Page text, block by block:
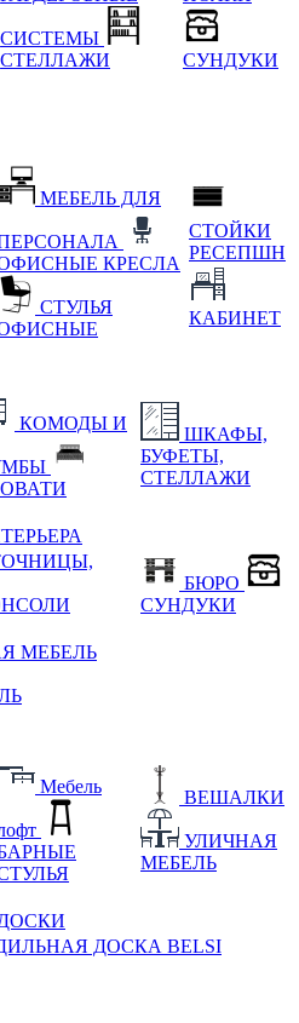
СИСТЕМЫ
СТЕЛЛАЖИ
СУНДУКИ
МЕБЕЛЬ ДЛЯ
КРЕСЛА
СТУЛЬЯ
СТОЙКИ
РЕСЕПШН
КАБИНЕТ
КОМОДЫ И
ШКАФЫ,
БУФЕТЫ,
СТЕЛЛАЖИ
БЮРО
СУНДУКИ
МЕБЕЛЬ
Мебель
ВЕШАЛКИ
УЛИЧНАЯ
МЕБЕЛЬ
ДОСКА BELSI